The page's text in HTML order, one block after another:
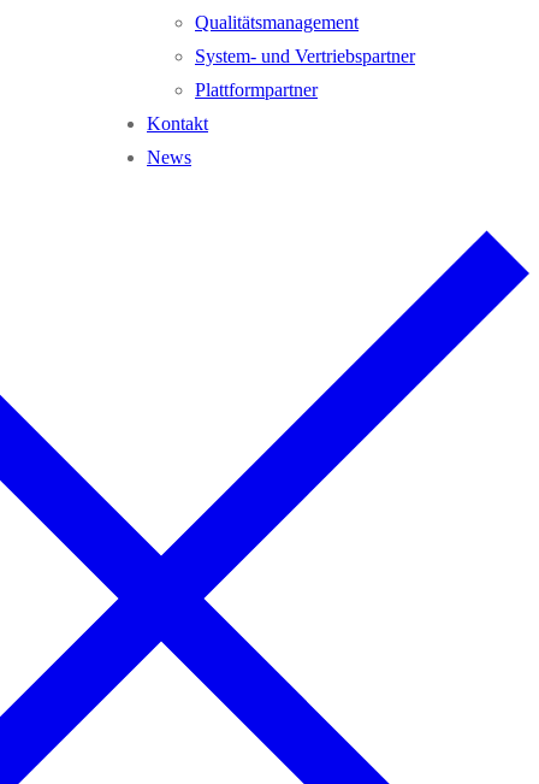
Qualitätsmanagement
System- und Vertriebspartner
Plattformpartner
Kontakt
News